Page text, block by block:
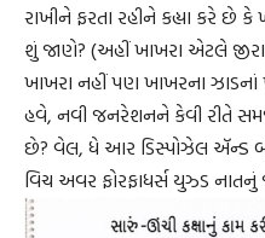
રાખીને ફરતા રહીને કહ્યા કરે છે કે
શું જાણે? (અહીં ખાખરા એટલે
ખાખરા નહીં પણ ખાખરના ઝાડનાં
હવે, નવી જનરેશનને કેવી રીતે
છે? વેલ, ધે આર ડિસ્પોઝેલ ઍન્ડ
વિચ અવર ફોરફાધર્સ યુઝ્ડ